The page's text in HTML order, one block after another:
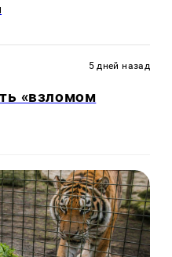
5 дней назад
«взломом